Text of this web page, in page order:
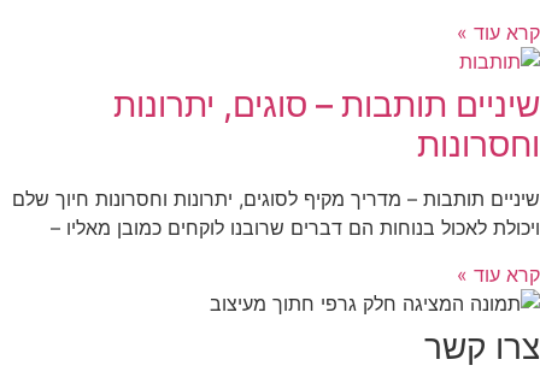
קרא עוד »
שיניים תותבות – סוגים, יתרונות
וחסרונות
שיניים תותבות – מדריך מקיף לסוגים, יתרונות וחסרונות חיוך שלם
ויכולת לאכול בנוחות הם דברים שרובנו לוקחים כמובן מאליו –
קרא עוד »
צרו קשר